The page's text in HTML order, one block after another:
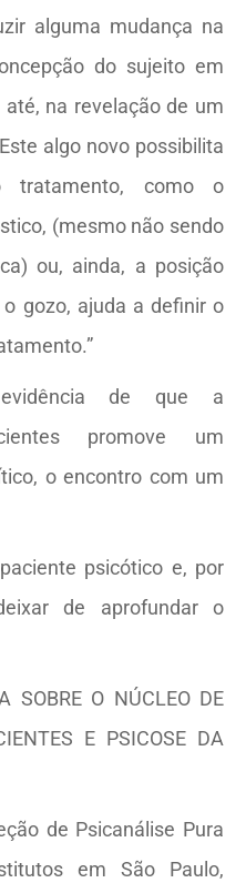
alguma mudança na
do sujeito em
na revelação de um
algo novo possibilita
tratamento, como o
(mesmo não sendo
ou, ainda, a posição
gozo, ajuda a definir o
de que a
promove um
o encontro com um
psicótico e, por
de aprofundar o
SOBRE O NÚCLEO DE
E PSICOSE DA
de Psicanálise Pura
em São Paulo,